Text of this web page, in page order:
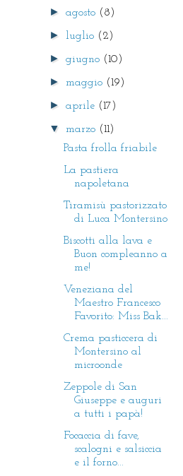
►agosto (8)
► luglio (2)
►giugno (10)
► maggio (19)
►aprile (17)
▼ marzo (11)
Pasta frolla friabile
La pastiera
napoletana
Tiramisù pastorizzato
di Luca Montersino
Biscotti alla lava e
Buon compleanno a
me!
Veneziana del
Maestro Francesco
Favorito: Miss Bak...
Crema pasticcera di
Montersino al
microonde
Zeppole di San
Giuseppe e auguri
a tutti i papà!
Focaccia di fave,
scalogni e salsiccia
e il forno...